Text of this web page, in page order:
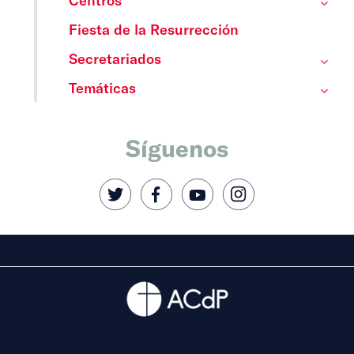
Fiesta de la Resurrección
Secretariados
Temáticas
Síguenos